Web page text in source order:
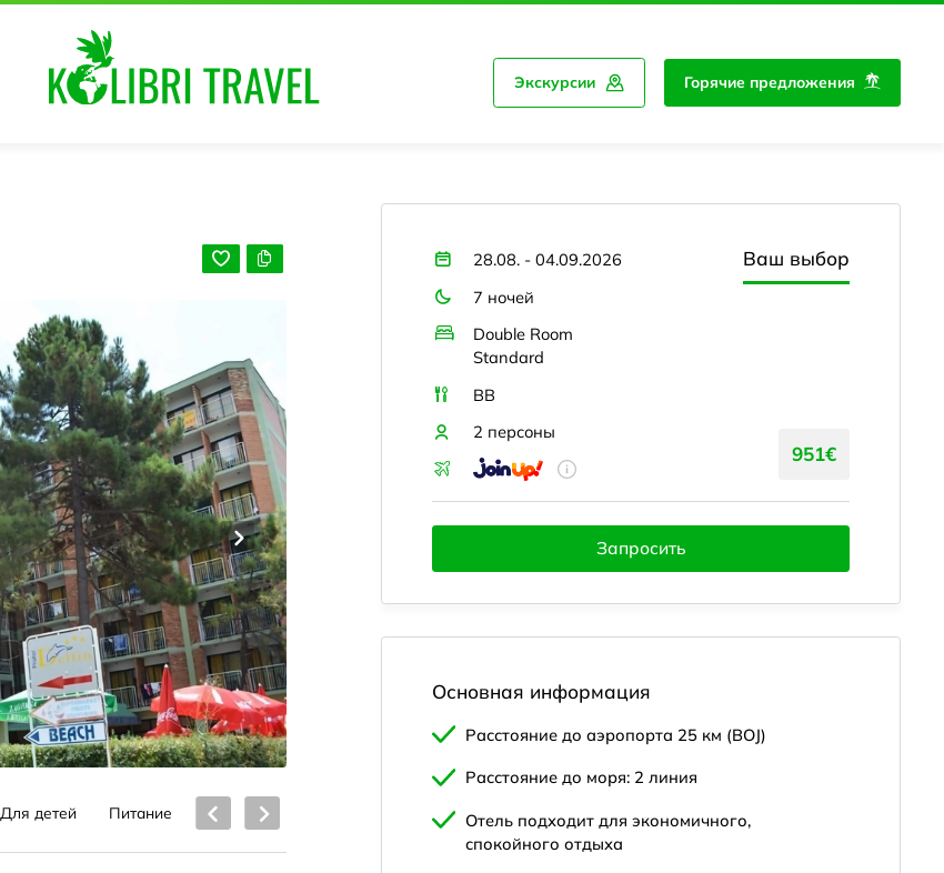
Экскурсии Горячие предложения
Для детей Питание Бассейны Спорт и развлечения
28.08. - 04.09.2026
7 ночей
Double Room
Standard
BB
2 персоны
Ваш выбор
951€
Запросить
Основная информация
Расстояние до аэропорта 25 км (BOJ)
Расстояние до моря: 2 линия
Отель подходит для экономичного,
спокойного отдыха